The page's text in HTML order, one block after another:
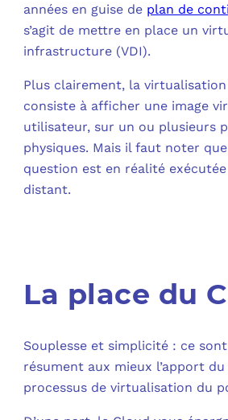
années en guise de plan de
s’agit de mettre en place un
infrastructure (VDI).
Plus clairement, la
consiste à afficher une image
utilisateur, sur un ou plusieurs
physiques. Mais il faut noter que
question est en réalité
distant.
La place du
Souplesse et simplicité : ce
résument aux mieux l’apport
processus de virtualisation du